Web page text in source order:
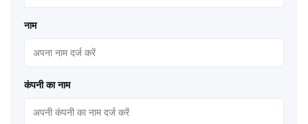
नाम
कंपनी का नाम